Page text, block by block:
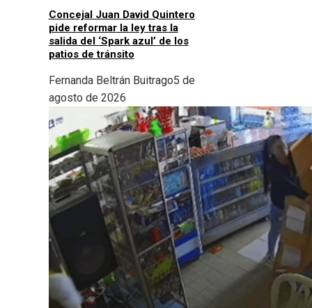
Concejal Juan David Quintero
pide reformar la ley tras la
salida del ‘Spark azul’ de los
patios de tránsito
Fernanda Beltrán Buitrago5 de
agosto de 2026